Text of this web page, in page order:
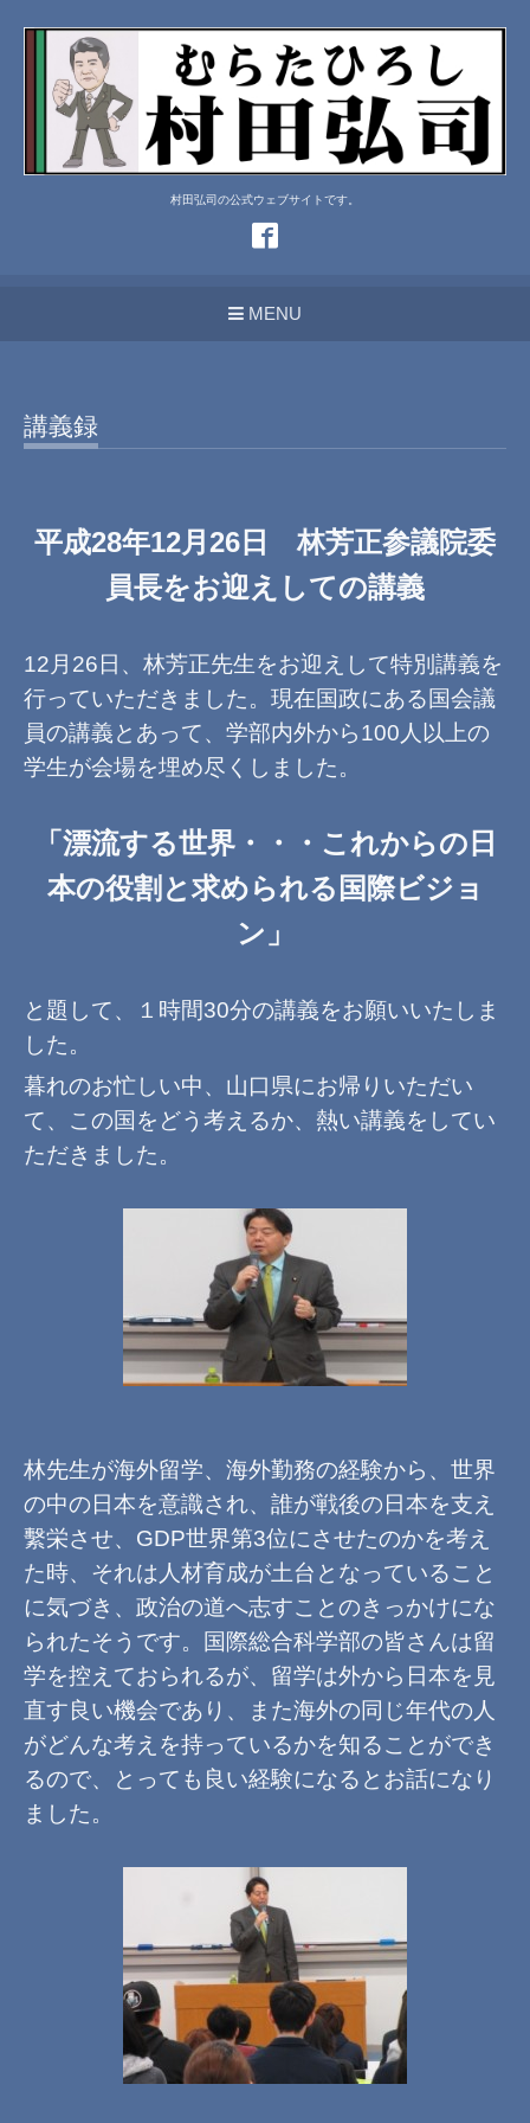
村田弘司の公式ウェブサイトです。
MENU
講義録
平成28年12月26日 林芳正参議院委
員長をお迎えしての講義
12月26日、林芳正先生をお迎えして特別講義を
行っていただきました。現在国政にある国会議
員の講義とあって、学部内外から100人以上の
学生が会場を埋め尽くしました。
「漂流する世界・・・これからの日
本の役割と求められる国際ビジョ
ン」
と題して、１時間30分の講義をお願いいたしま
した。
暮れのお忙しい中、山口県にお帰りいただい
て、この国をどう考えるか、熱い講義をしてい
ただきました。
林先生が海外留学、海外勤務の経験から、世界
の中の日本を意識され、誰が戦後の日本を支え
繫栄させ、GDP世界第3位にさせたのかを考え
た時、それは人材育成が土台となっていること
に気づき、政治の道へ志すことのきっかけにな
られたそうです。国際総合科学部の皆さんは留
学を控えておられるが、留学は外から日本を見
直す良い機会であり、また海外の同じ年代の人
がどんな考えを持っているかを知ることができ
るので、とっても良い経験になるとお話になり
ました。